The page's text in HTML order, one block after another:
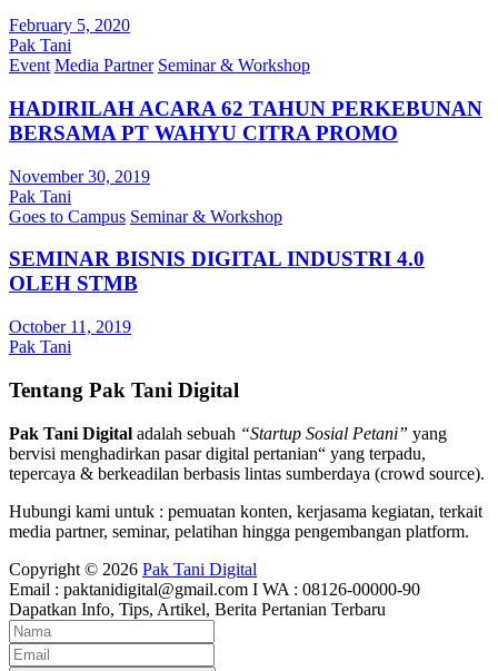
February 5, 2020
Pak Tani
Event Media Partner Seminar & Workshop
HADIRILAH ACARA 62 TAHUN PERKEBUNAN
BERSAMA PT WAHYU CITRA PROMO
November 30, 2019
Pak Tani
Goes to Campus Seminar & Workshop
SEMINAR BISNIS DIGITAL INDUSTRI 4.0
OLEH STMB
October 11, 2019
Pak Tani
Tentang Pak Tani Digital
Pak Tani Digital adalah sebuah “Startup Sosial Petani” yang
bervisi menghadirkan pasar digital pertanian“ yang terpadu,
tepercaya & berkeadilan berbasis lintas sumberdaya (crowd source).
Hubungi kami untuk : pemuatan konten, kerjasama kegiatan, terkait
media partner, seminar, pelatihan hingga pengembangan platform.
Copyright © 2026 Pak Tani Digital
Email : paktanidigital@gmail.com I WA : 08126-00000-90
Dapatkan Info, Tips, Artikel, Berita Pertanian Terbaru